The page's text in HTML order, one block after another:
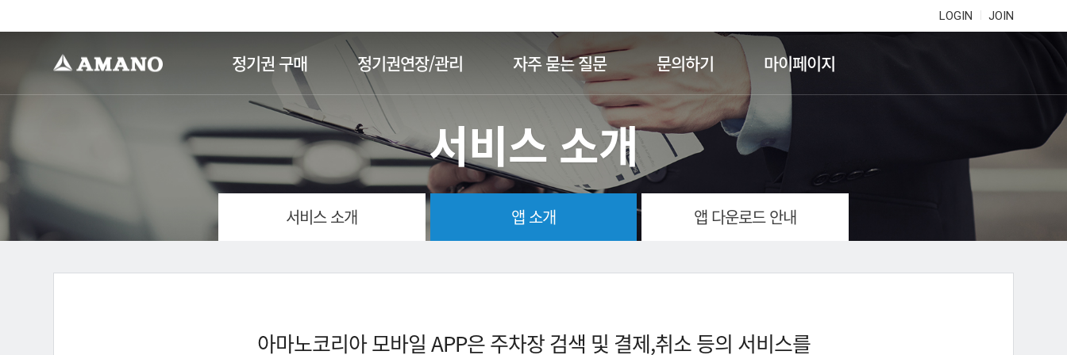
LOGIN JOIN
정기권 구매 정기권연장/관리 자주 묻는 질문 문의하기 마이페이지
서비스 소개
서비스 소개 앱 소개 앱 다운로드 안내
아마노코리아 모바일 APP은 주차장 검색 및 결제,취소 등의 서비스를